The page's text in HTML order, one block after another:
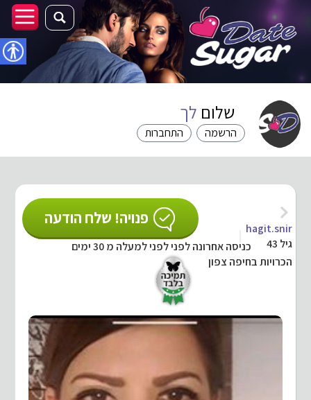
שלום לך
התחברות הרשמה
פנויה! שלח הודעה
hagit.snir
גיל 43
כניסה אחרונה לפני לפני למעלה מ 30 ימים
הכרויות בחיפה צפון